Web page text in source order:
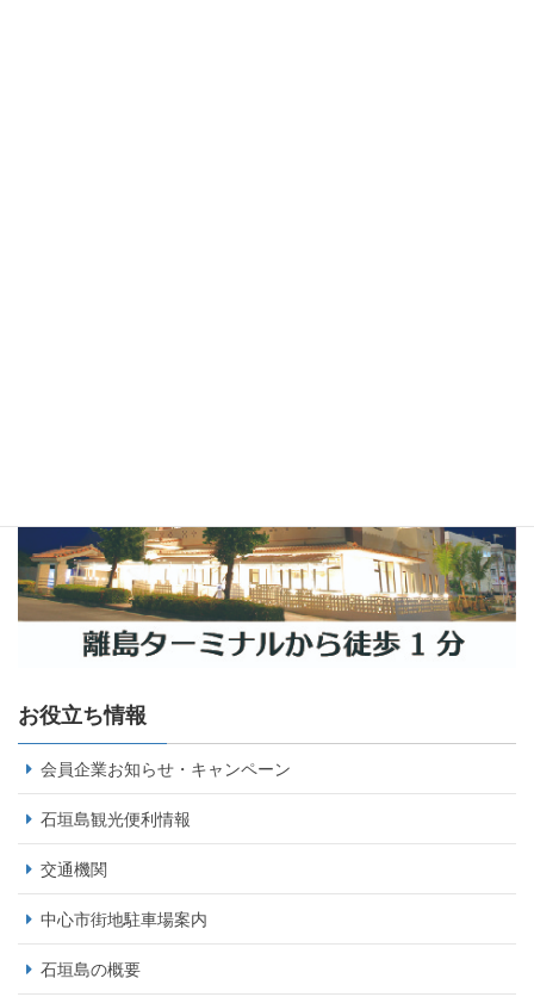
お役立ち情報
会員企業お知らせ・キャンペーン
石垣島観光便利情報
交通機関
中心市街地駐車場案内
石垣島の概要